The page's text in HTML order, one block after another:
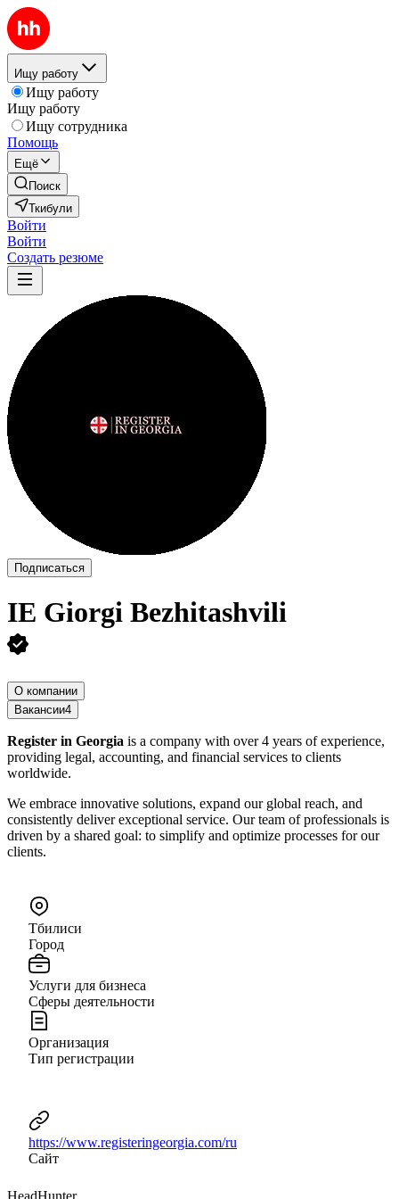
Ищу работу
Ищу работу
Ищу работу
Ищу сотрудника
Помощь
Ещё
Поиск
Ткибули
Войти
Войти
Создать резюме
Подписаться
IE Giorgi Bezhitashvili
О компании
Вакансии4
Register in Georgia is a company with over 4 years of experience,
providing legal, accounting, and financial services to clients
worldwide.
We embrace innovative solutions, expand our global reach, and
consistently deliver exceptional service. Our team of professionals is
driven by a shared goal: to simplify and optimize processes for our
clients.
Тбилиси
Город
Услуги для бизнеса
Сферы деятельности
Организация
Тип регистрации
https://www.registeringeorgia.com/ru
Сайт
HeadHunter